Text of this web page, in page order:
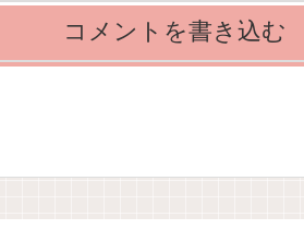
コメントを書き込む